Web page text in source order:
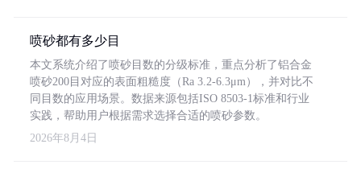
喷砂都有多少目
本文系统介绍了喷砂目数的分级标准，重点分析了铝合金
喷砂200目对应的表面粗糙度（Ra 3.2-6.3μm），并对比不
同目数的应用场景。数据来源包括ISO 8503-1标准和行业
实践，帮助用户根据需求选择合适的喷砂参数。
2026年8月4日